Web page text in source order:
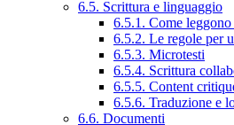
6.5. Scrittura e linguaggio
6.5.1. Come
6.5.2. Le regole per
6.5.3. Microtesti
6.5.4. Scrittura
6.5.5. Content
6.5.6. Traduzione e
6.6. Documenti